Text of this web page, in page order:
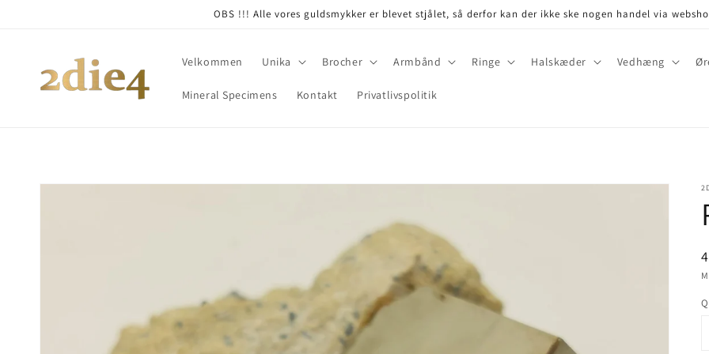
OBS !!! Alle vores guldsmykker er blevet stjålet, så derfor kan der ikke ske nogen handel via
Velkommen Unika Brocher Armbånd Ringe Halskæder Vedhæng
Mineral Specimens Kontakt Privatlivspolitik
Skip to